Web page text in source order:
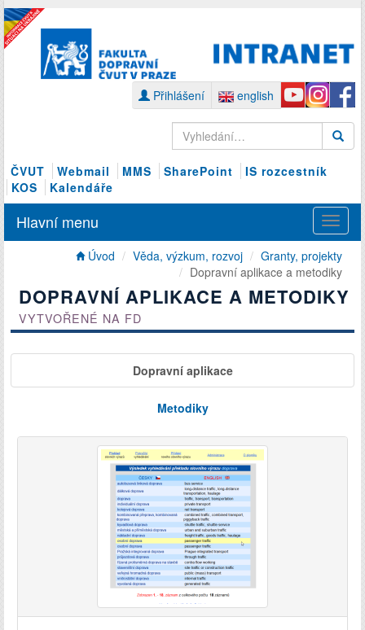
Přihlášení english
ČVUT Webmail MMS SharePoint
IS rozcestník
KOS
Kalendáře
Hlavní menu
Úvod Věda, výzkum, rozvoj
Granty, projekty
Dopravní aplikace a metodiky
DOPRAVNÍ APLIKACE A METODIKY
VYTVOŘENÉ NA FD
Dopravní aplikace
Metodiky